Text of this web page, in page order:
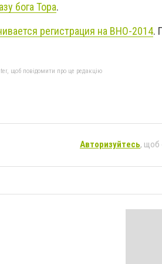
бога Тора.
регистрация на ВНО-2014.
щоб повідомити про це редакцію
Авторизуйтесь, щоб